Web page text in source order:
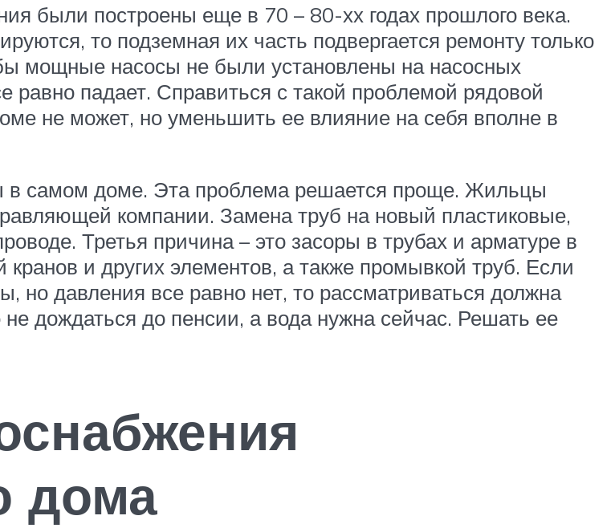
были построены еще в 70 – 80-хх годах прошлого века.
то подземная их часть подвергается ремонту только
мощные насосы не были установлены на насосных
равно падает. Справиться с такой проблемой рядовой
не может, но уменьшить ее влияние на себя вполне в
в самом доме. Эта проблема решается проще. Жильцы
компании. Замена труб на новый пластиковые,
Третья причина – это засоры в трубах и арматуре в
и других элементов, а также промывкой труб. Если
но давления все равно нет, то рассматриваться должна
дождаться до пенсии, а вода нужна сейчас. Решать ее
дома